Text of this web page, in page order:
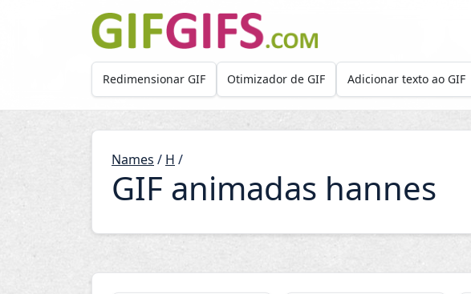
Skip to main content
Redimensionar GIF Otimizador de GIF Adicionar texto ao GIF
Names / H /
GIF animadas hannes